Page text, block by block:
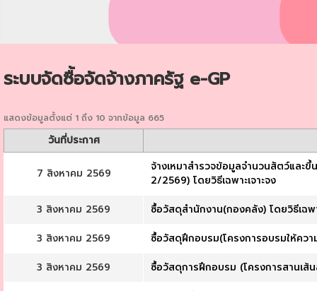
ระบบจัดซื้อจัดจ้างภาครัฐ e-GP
แสดงข้อมูลตั้งแต่ 1 ถึง 10 จากข้อมูล 665
วันที่ประกาศ
7 สิงหาคม 2569
จ้างเหมาสำรวจข้อมูลจำนวนสัตว์แล
2/2569) โดยวิธีเฉพาะเจาะจง
3 สิงหาคม 2569
ซื้อวัสดุสำนักงาน(กองคลัง) โดยวิธีเฉพา
3 สิงหาคม 2569
ซื้อวัสดุฝึกอบรม(โครงการอบรมให้ควา
3 สิงหาคม 2569
ซื้อวัสดุการฝึกอบรม (โครงการสานเส้น